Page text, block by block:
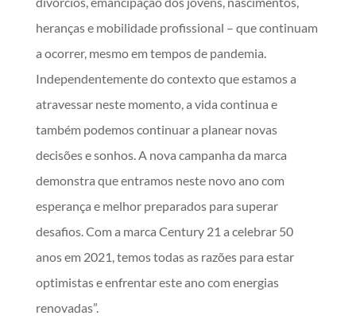
heranças e mobilidade profissional – que continuam
a ocorrer, mesmo em tempos de pandemia.
Independentemente do contexto que estamos a
atravessar neste momento, a vida continua e
também podemos continuar a planear novas
decisões e sonhos. A nova campanha da marca
demonstra que entramos neste novo ano com
esperança e melhor preparados para superar
desafios. Com a marca Century 21 a celebrar 50
anos em 2021, temos todas as razões para estar
optimistas e enfrentar este ano com energias
renovadas”.